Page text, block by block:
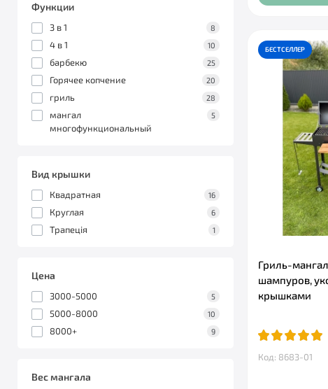
Функции
3 в 1 8
4 в 1 10
барбекю 25
Горячее копчение 20
гриль 28
мангал
многофункциональный
5
Вид крышки
Квадратная 16
Круглая 6
Трапеція 1
Цена
3000-5000 5
5000-8000 10
8000+ 9
Вес мангала
БЕСТСЕЛЛЕР
Гриль-
шампуров,
крышками
Код: 8683-01